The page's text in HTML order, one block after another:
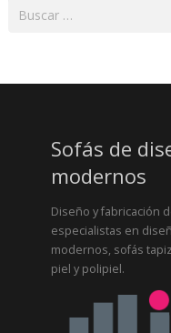
Buscar:
Sofás de
modernos
Diseño y fabricación
especialistas en
modernos, sofás
piel y polipiel.